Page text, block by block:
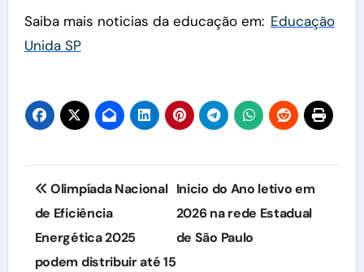
Saiba mais noticias da educação em: Educação
Unida SP
Navegação
de
Post
Olimpíada Nacional
de Eficiência
Energética 2025
podem distribuir até 15
Inicio do Ano letivo em
2026 na rede Estadual
de São Paulo